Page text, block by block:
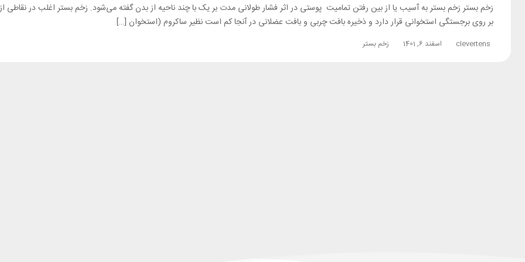
زخم بستر زخم بستر به آسیب یا از بین رفتن تمامیت پوستی در اثر فشار طولانی مدت بر یک با چند ناحیه از بدن گفته می‌شود. زخم بستر اغلب در نقاطی
بر روی برجستگی استخوانی قرار دارد و ذخیره بافت چربی و بافت عضلانی در آنجا کم است نظیر ساکروم (استخوان […]
clevertens اسفند 6, 1401 زخم بستر